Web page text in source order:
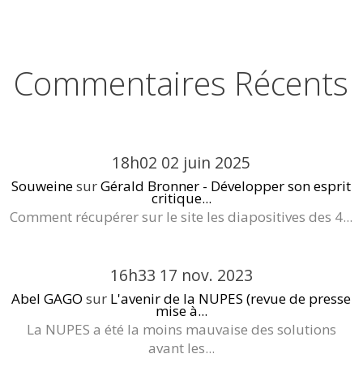
Commentaires Récents
18h02 02 juin 2025
SouweinesurGérald Bronner - Développer son esprit
critique...
Comment récupérer sur le site les diapositives des 4...
16h33 17 nov. 2023
Abel GAGO sur L'avenir de la NUPES (revue de presse
mise à...
La NUPES a été la moins mauvaise des solutions
avant les...